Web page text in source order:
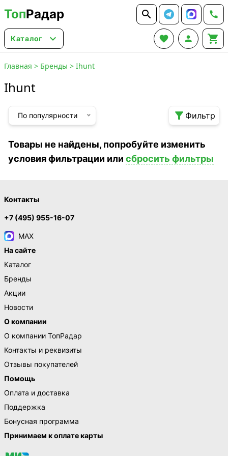
ТопРадар  
Каталог    
Главная > Бренды > Ihunt
Ihunt
По популярности  Фильтр
Товары не найдены, попробуйте изменить
условия фильтрации или сбросить фильтры
Контакты
+7 (495) 955-16-07
MAX
На сайте
Каталог
Бренды
Акции
Новости
О компании
О компании ТопРадар
Контакты и реквизиты
Отзывы покупателей
Помощь
Оплата и доставка
Поддержка
Бонусная программа
Принимаем к оплате карты